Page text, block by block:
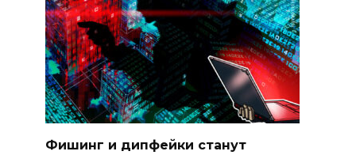
Фишинг и дипфейки станут